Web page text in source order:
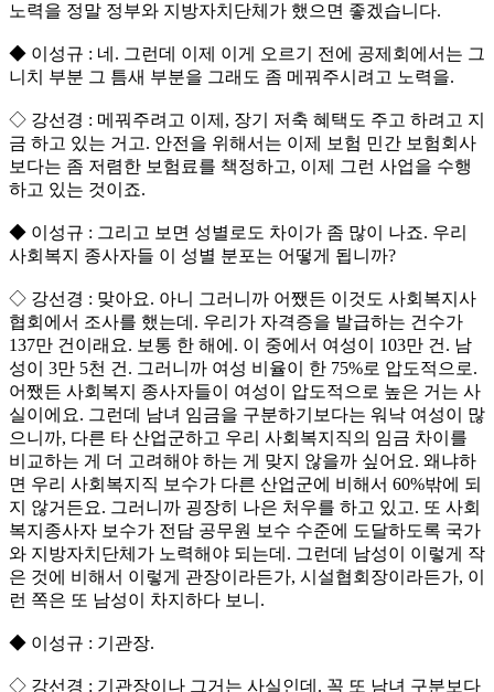
노력을 정말 정부와 지방자치단체가 했으면 좋겠습니다.
◆ 이성규 : 네. 그런데 이제 이게 오르기 전에 공제회에서는 그
니치 부분 그 틈새 부분을 그래도 좀 메꿔주시려고 노력을.
◇ 강선경 : 메꿔주려고 이제, 장기 저축 혜택도 주고 하려고 지
금 하고 있는 거고. 안전을 위해서는 이제 보험 민간 보험회사
보다는 좀 저렴한 보험료를 책정하고, 이제 그런 사업을 수행
하고 있는 것이죠.
◆ 이성규 : 그리고 보면 성별로도 차이가 좀 많이 나죠. 우리
사회복지 종사자들 이 성별 분포는 어떻게 됩니까?
◇ 강선경 : 맞아요. 아니 그러니까 어쨌든 이것도 사회복지사
협회에서 조사를 했는데. 우리가 자격증을 발급하는 건수가
137만 건이래요. 보통 한 해에. 이 중에서 여성이 103만 건. 남
성이 3만 5천 건. 그러니까 여성 비율이 한 75%로 압도적으로.
어쨌든 사회복지 종사자들이 여성이 압도적으로 높은 거는 사
실이에요. 그런데 남녀 임금을 구분하기보다는 워낙 여성이 많
으니까, 다른 타 산업군하고 우리 사회복지직의 임금 차이를
비교하는 게 더 고려해야 하는 게 맞지 않을까 싶어요. 왜냐하
면 우리 사회복지직 보수가 다른 산업군에 비해서 60%밖에 되
지 않거든요. 그러니까 굉장히 나은 처우를 하고 있고. 또 사회
복지종사자 보수가 전담 공무원 보수 수준에 도달하도록 국가
와 지방자치단체가 노력해야 되는데. 그런데 남성이 이렇게 작
은 것에 비해서 이렇게 관장이라든가, 시설협회장이라든가, 이
런 쪽은 또 남성이 차지하다 보니.
◆ 이성규 : 기관장.
◇ 강선경 : 기관장이나 그거는 사실인데. 꼭 또 남녀 구분보다